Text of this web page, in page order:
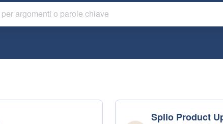
Splio Product